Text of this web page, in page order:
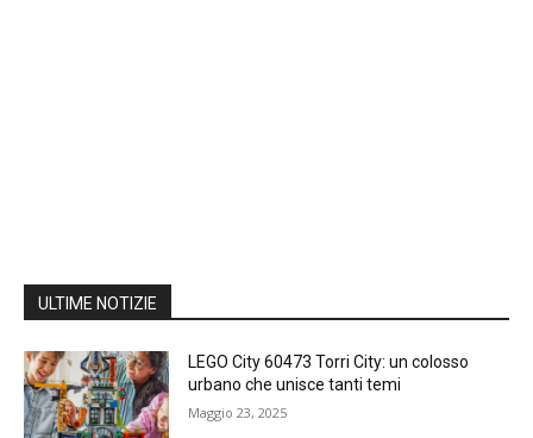
ULTIME NOTIZIE
LEGO City 60473 Torri City: un colosso
urbano che unisce tanti temi
Maggio 23, 2025